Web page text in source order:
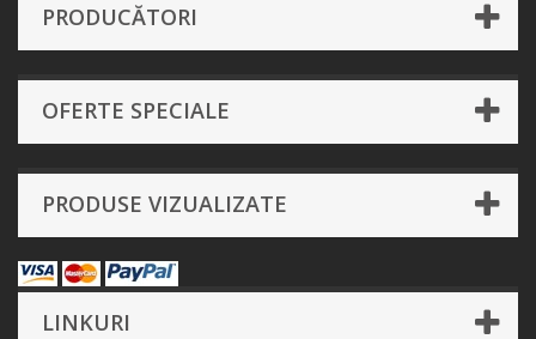
PRODUCĂTORI
OFERTE SPECIALE
PRODUSE VIZUALIZATE
LINKURI